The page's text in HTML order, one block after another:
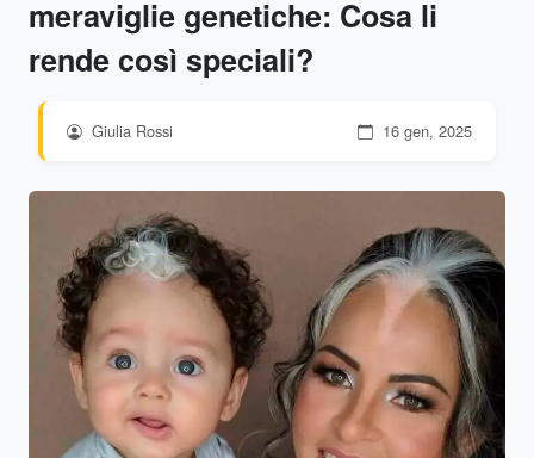
meraviglie genetiche: Cosa li
rende così speciali?
Giulia Rossi 16 gen, 2025